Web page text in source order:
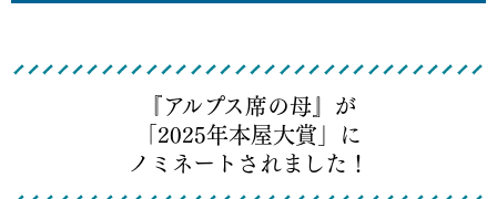
『アルプス席の母』が
「2025年本屋大賞」に
ノミネートされました！